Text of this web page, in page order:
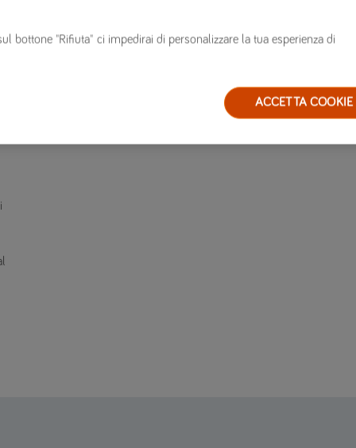
bottone "Rifiuta" ci impedirai di personalizzare la tua esperienza di
ACCETTA COOKIE